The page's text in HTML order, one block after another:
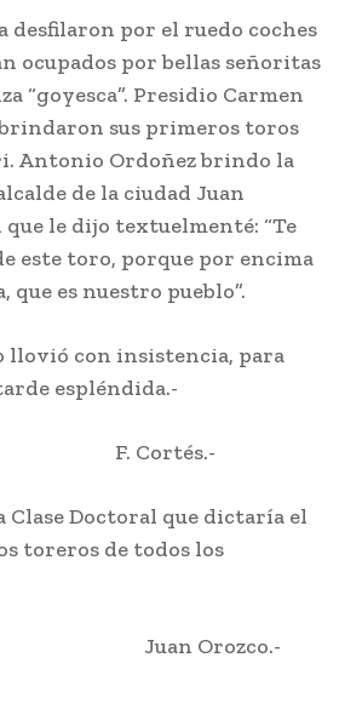
desfilaron por el ruedo coches
ocupados por bellas señoritas
“goyesca”. Presidio Carmen
sus primeros toros
Antonio Ordoñez brindo la
de la ciudad Juan
le dijo textuelmenté: “Te
este toro, porque por encima
que es nuestro pueblo”.
llovió con insistencia, para
espléndida.-
Clase Doctoral que dictaría el
toreros de todos los